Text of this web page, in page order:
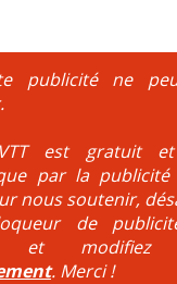
alors calculée
ces paramètres.
plus de passer
à la limite de
trial :
difficultés du
à dire qu'on peut
trialisantes !
publicité ne
est gratuit
par la
nous soutenir,
de
et modifiez
. Merci !